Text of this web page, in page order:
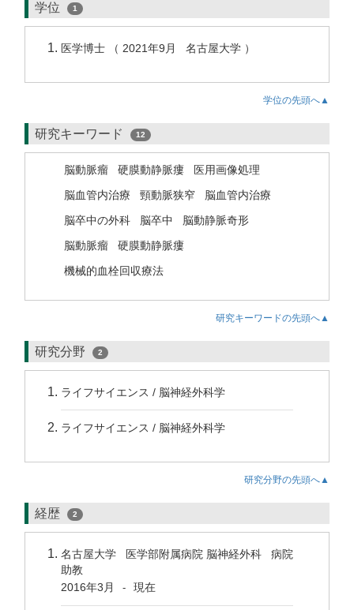
学位 1
医学博士 （ 2021年9月 名古屋大学 ）
学位の先頭へ▲
研究キーワード 12
脳動脈瘤 硬膜動静脈瘻
医用画像処理
脳血管内治療
頸動脈狭窄
脳血管内治療
脳卒中の外科
脳卒中
脳動静脈奇形
脳動脈瘤
硬膜動静脈瘻
機械的血栓回収療法
研究キーワードの先頭へ▲
研究分野 2
ライフサイエンス / 脳神経外科学
ライフサイエンス / 脳神経外科学
研究分野の先頭へ▲
経歴 2
名古屋大学 医学部附属病院 脳神経外科 病院
助教
2016年3月
- 現在